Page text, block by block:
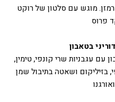
מוגש עם סלטון של רוקט
פרוס
בטאבון
עם עגבניות שרי קונפי, טימין,
בזיליקום ושאטה בתיבול שמן